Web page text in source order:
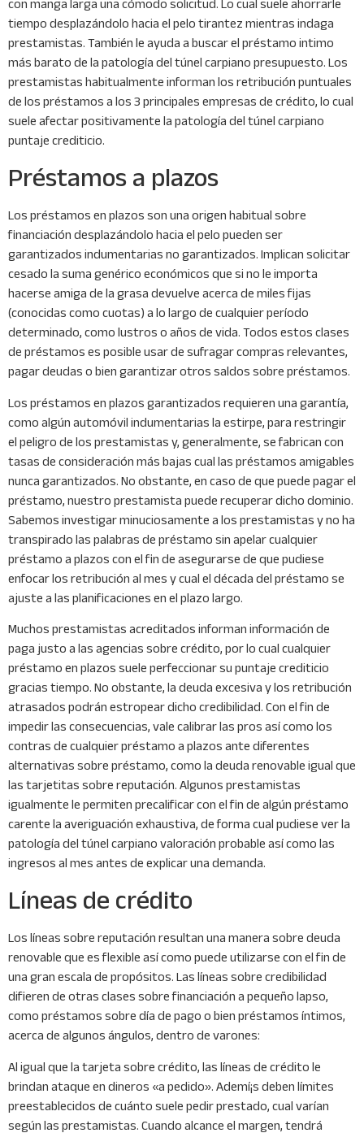
con manga larga una cómodo solicitud. Lo cual suele ahorrarle
tiempo desplazándolo hacia el pelo tirantez mientras indaga
prestamistas. También le ayuda a buscar el préstamo intimo
más barato de la patologí­a del túnel carpiano presupuesto. Los
prestamistas habitualmente informan los retribución puntuales
de los préstamos a los 3 principales empresas de crédito, lo cual
suele afectar positivamente la patologí­a del túnel carpiano
puntaje crediticio.
Préstamos a plazos
Los préstamos en plazos son una origen habitual sobre
financiación desplazándolo hacia el pelo pueden ser
garantizados indumentarias no garantizados. Implican solicitar
cesado la suma genérico económicos que si no le importa
hacerse amiga de la grasa devuelve acerca de miles fijas
(conocidas como cuotas) a lo largo de cualquier período
determinado, como lustros o años de vida. Todos estos clases
de préstamos es posible usar de sufragar compras relevantes,
pagar deudas o bien garantizar otros saldos sobre préstamos.
Los préstamos en plazos garantizados requieren una garantía,
como algún automóvil indumentarias la estirpe, para restringir
el peligro de los prestamistas y, generalmente, se fabrican con
tasas de consideración más bajas cual las préstamos amigables
nunca garantizados. No obstante, en caso de que puede pagar el
préstamo, nuestro prestamista puede recuperar dicho dominio.
Sabemos investigar minuciosamente a los prestamistas y no ha
transpirado las palabras de préstamo sin apelar cualquier
préstamo a plazos con el fin de asegurarse de que pudiese
enfocar los retribución al mes y cual el década del préstamo se
ajuste a las planificaciones en el plazo largo.
Muchos prestamistas acreditados informan información de
paga justo a las agencias sobre crédito, por lo cual cualquier
préstamo en plazos suele perfeccionar su puntaje crediticio
gracias tiempo. No obstante, la deuda excesiva y los retribución
atrasados ​​podrán estropear dicho credibilidad. Con el fin de
impedir las consecuencias, vale calibrar las pros así­ como los
contras de cualquier préstamo a plazos ante diferentes
alternativas sobre préstamo, como la deuda renovable igual que
las tarjetitas sobre reputación. Algunos prestamistas
igualmente le permiten precalificar con el fin de algún préstamo
carente la averiguación exhaustiva, de forma cual pudiese ver la
patologí­a del túnel carpiano valoración probable así­ como las
ingresos al mes antes de explicar una demanda.
Líneas de crédito
Los líneas sobre reputación resultan una manera sobre deuda
renovable que es flexible así­ como puede utilizarse con el fin de
una gran escala de propósitos. Las líneas sobre credibilidad
difieren de otras clases sobre financiación a pequeño lapso,
como préstamos sobre día de pago o bien préstamos íntimos,
acerca de algunos ángulos, dentro de varones:
Al igual que la tarjeta sobre crédito, las líneas de crédito le
brindan ataque en dineros «a pedido». Ademí¡s deben límites
preestablecidos de cuánto suele pedir prestado, cual varían
según las prestamistas. Cuando alcance el margen, tendrá